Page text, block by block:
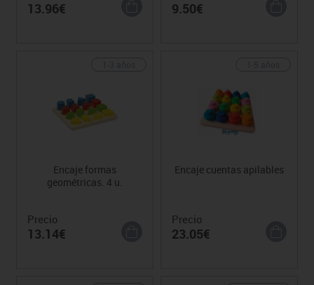
13.96€ 9.50€
Encaje formas
geométricas. 4 u.
Precio
13.14€
Encaje cuentas apilables
Precio
23.05€